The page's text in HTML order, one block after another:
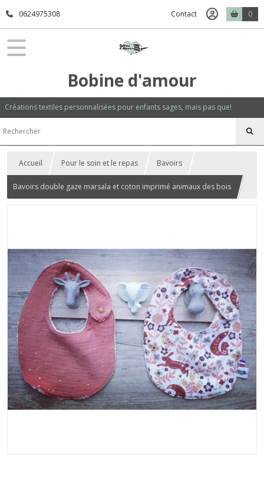
0624975308 Contact 0
Bobine d'amour
Créations textiles personnalisées pour enfants sages, mais pas que!
Accueil Pour le soin et le repas Bavoirs
Bavoirs double gaze marsala et coton imprimé animaux des bois